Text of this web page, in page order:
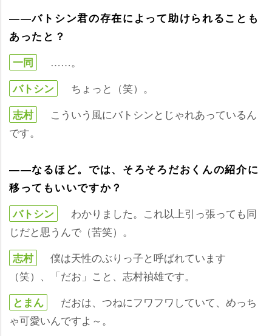
――バトシン君の存在によって助けられることも
あったと？
一同
……。
バトシン ちょっと（笑）。
志村
こういう風にバトシンとじゃれあっているん
です。
――なるほど。では、そろそろだおくんの紹介に
移ってもいいですか？
バトシン
わかりました。これ以上引っ張っても同
じだと思うんで（苦笑）。
志村
僕は天性のぶりっ子と呼ばれています
（笑）、「だお」こと、志村禎雄です。
とまん
だおは、つねにフワフワしていて、めっち
ゃ可愛いんですよ～。